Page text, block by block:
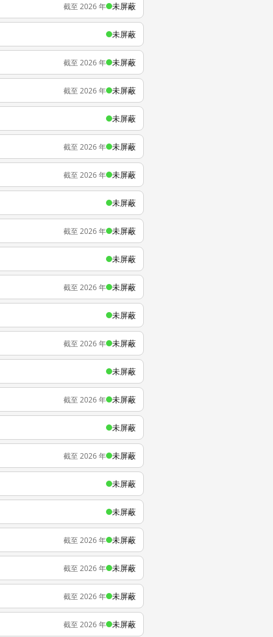
截至 2026 年 未屏蔽
未屏蔽
截至 2026 年 未屏蔽
截至 2026 年 未屏蔽
未屏蔽
截至 2026 年 未屏蔽
截至 2026 年 未屏蔽
未屏蔽
截至 2026 年 未屏蔽
未屏蔽
截至 2026 年 未屏蔽
未屏蔽
截至 2026 年 未屏蔽
未屏蔽
截至 2026 年 未屏蔽
未屏蔽
截至 2026 年 未屏蔽
未屏蔽
未屏蔽
截至 2026 年 未屏蔽
截至 2026 年 未屏蔽
截至 2026 年 未屏蔽
截至 2026 年 未屏蔽